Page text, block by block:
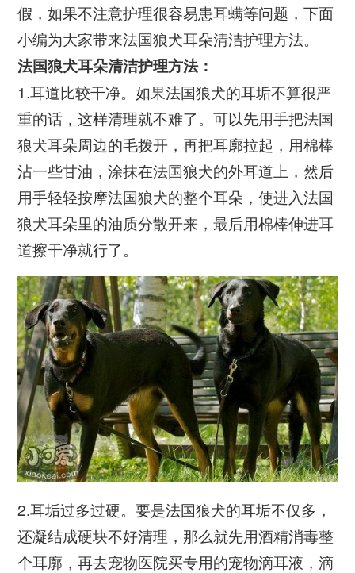
假，如果不注意护理很容易患耳螨等问题，下面
小编为大家带来法国狼犬耳朵清洁护理方法。
法国狼犬耳朵清洁护理方法：
1.耳道比较干净。如果法国狼犬的耳垢不算很严
重的话，这样清理就不难了。可以先用手把法国
狼犬耳朵周边的毛拨开，再把耳廓拉起，用棉棒
沾一些甘油，涂抹在法国狼犬的外耳道上，然后
用手轻轻按摩法国狼犬的整个耳朵，使进入法国
狼犬耳朵里的油质分散开来，最后用棉棒伸进耳
道擦干净就行了。
2.耳垢过多过硬。要是法国狼犬的耳垢不仅多，
还凝结成硬块不好清理，那么就先用酒精消毒整
个耳廓，再去宠物医院买专用的宠物滴耳液，滴